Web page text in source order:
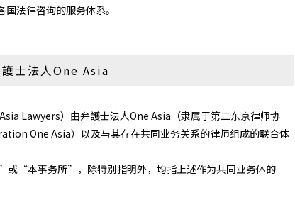
法律咨询的服务体系。
士法人One Asia
Lawyers）由弁護士法人One Asia（隶属于第二东京律师协
One Asia）以及与其存在共同业务关系的律师组成的联合体
或“本事务所”，除特别指明外，均指上述作为共同业务体的